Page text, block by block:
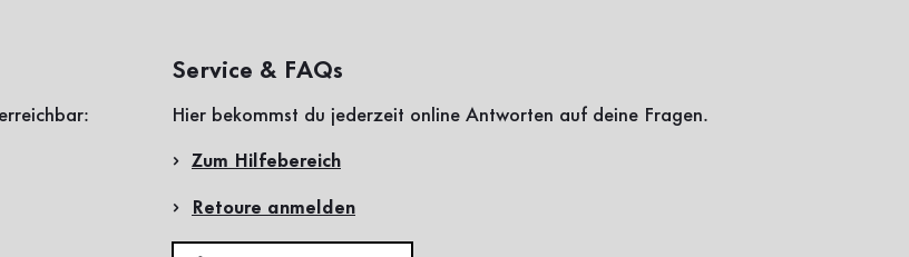
Service & FAQs
Hier bekommst du jederzeit online Antworten auf deine Fragen.
Zum Hilfebereich
Retoure anmelden